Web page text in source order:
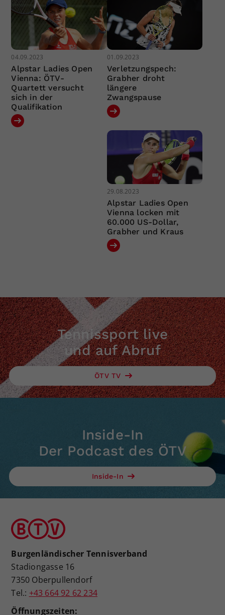
04.09.2023
Alpstar Ladies Open
Vienna: ÖTV-
Quartett versucht
sich in der
Qualifikation
01.09.2023
Verletzungspech:
Grabher droht
längere
Zwangspause
29.08.2023
Alpstar Ladies Open
Vienna locken mit
60.000 US-Dollar,
Grabher und Kraus
Tennissport live
und auf Abruf
ÖTV TV
Inside-In
Der Podcast des ÖTV
Inside-In
Burgenländischer Tennisverband
Stadiongasse 16
7350 Oberpullendorf
Tel.: +43 664 92 62 234
Öffnungszeiten: